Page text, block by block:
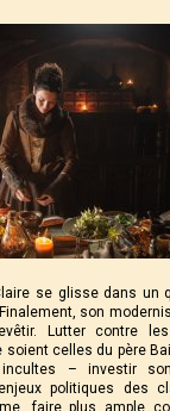
se glisse dans un
son
Lutter contre les
soient celles du père
– investir
politiques des
faire plus ample